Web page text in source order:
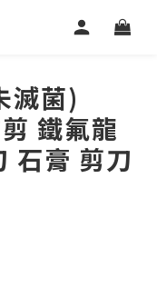
滅菌)
鐵氟龍
石膏 剪刀